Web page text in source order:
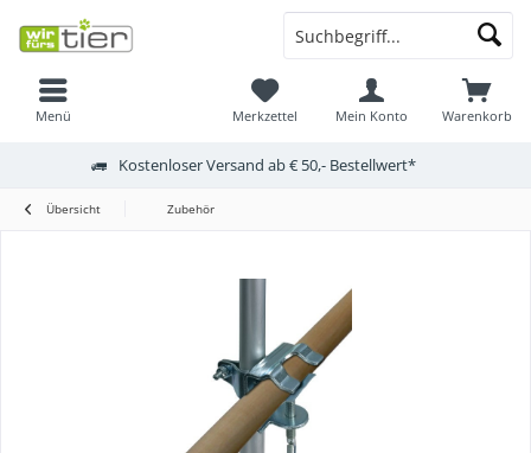
Menü Warenkorb
Merkzettel Mein Konto
Kostenloser Versand ab € 50,- Bestellwert*
Übersicht Zubehör